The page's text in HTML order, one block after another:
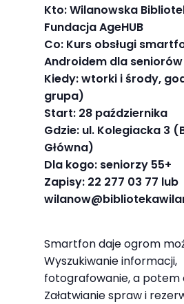
Kto: Wilanowska
Fundacja AgeHUB
Co: Kurs obsługi
Androidem dla seniorów
Kiedy: wtorki i środy,
grupa)
Start: 28 października
Gdzie: ul. Kolegiacka 3
Główna)
Dla kogo: seniorzy 55+
Zapisy: 22 277 03 77 lub
Smartfon daje ogrom
Wyszukiwanie informacji,
fotografowanie, a potem
Załatwianie spraw i
Doświadczenie
Aby nasza
strona
internetowa
działała jak
najlepiej
podczas
twojego
przejścia na nią.
Jeśli odrzucisz
te pliki cookie,
internetowej.